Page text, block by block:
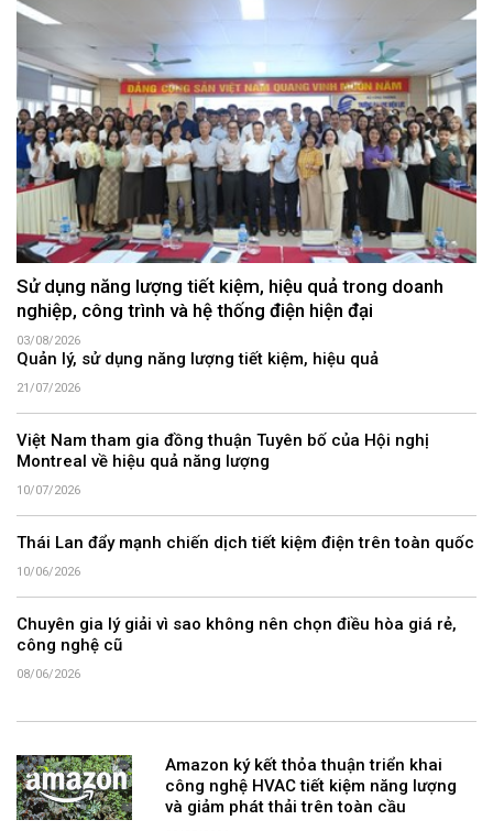
Sử dụng năng lượng tiết kiệm, hiệu quả trong doanh
nghiệp, công trình và hệ thống điện hiện đại
03/08/2026
Quản lý, sử dụng năng lượng tiết kiệm, hiệu quả
21/07/2026
Việt Nam tham gia đồng thuận Tuyên bố của Hội nghị
Montreal về hiệu quả năng lượng
10/07/2026
Thái Lan đẩy mạnh chiến dịch tiết kiệm điện trên toàn quốc
10/06/2026
Chuyên gia lý giải vì sao không nên chọn điều hòa giá rẻ,
công nghệ cũ
08/06/2026
Amazon ký kết thỏa thuận triển khai
công nghệ HVAC tiết kiệm năng lượng
và giảm phát thải trên toàn cầu